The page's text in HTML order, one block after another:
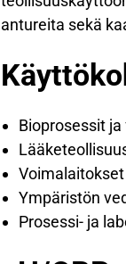
antureita sekä
Bioprosessit
Ympäristön
Prosessi- ja